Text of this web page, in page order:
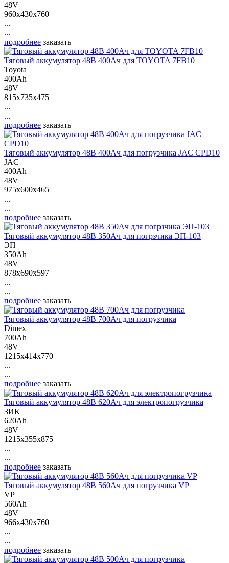
48V
960x430x760
...
...
подробнее заказать
Тяговый аккумулятор 48В 400Ач для TOYOTA 7FB10
Toyota
400Ah
48V
815x735x475
...
...
подробнее заказать
Тяговый аккумулятор 48В 400Ач для погрузчика JAC CPD10
JAC
400Ah
48V
975x600x465
...
...
подробнее заказать
Тяговый аккумулятор 48В 350Ач для погрзчика ЭП-103
ЭП
350Ah
48V
878x690x597
...
...
подробнее заказать
Тяговый аккумулятор 48В 700Ач для погрузчика
Dimex
700Ah
48V
1215x414x770
...
...
подробнее заказать
Тяговый аккумулятор 48В 620Ач для электропогрузчика
ЗИК
620Ah
48V
1215x355x875
...
...
подробнее заказать
Тяговый аккумулятор 48В 560Ач для погрузчика VP
VP
560Ah
48V
966x430x760
...
...
подробнее заказать